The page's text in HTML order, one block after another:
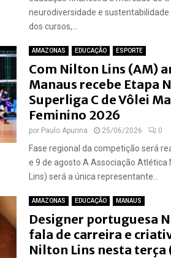
neurodiversidade e
dos cursos,...
AMAZONAS EDUCAÇÃO ESPORTE
Com Nilton Lins (AM)
Manaus recebe Etapa
Superliga C de Vôlei
Feminino 2026
por Paulo Apurina 25/06/2026 0
Fase regional da competição será
e 9 de agosto A Associação Atlética
Lins) será a única representante...
AMAZONAS EDUCAÇÃO MANAUS
Designer portuguesa
fala de carreira e
Nilton Lins nesta terça